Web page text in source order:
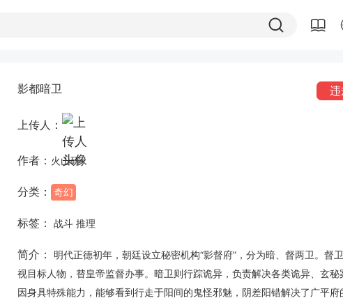
影都暗卫
上传人：
作者： 火山研
分类： 奇幻
标签： 战斗 推理
简介：
明代正德初年，朝廷设立秘密机构“影督府”，分为暗、督两卫。督
视目标人物，替皇帝监督办事。暗卫则行踪诡异，负责解决各类诡异、玄秘
因身具特殊能力，能够看到行走于阳间的鬼怪邪魅，阴差阳错解决了广平府